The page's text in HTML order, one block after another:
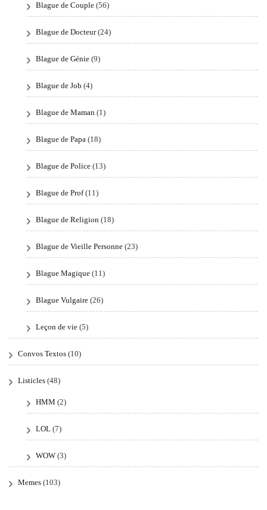
Blague de Couple (56)
Blague de Docteur(24)
Blague de Génie (9)
Blague de Job (4)
Blague de Maman (1)
Blague de Papa (18)
Blague de Police (13)
Blague de Prof(11)
Blague de Religion (18)
Blague de Vieille Personne (23)
Blague Magique (11)
Blague Vulgaire (26)
Leçon de vie (5)
Convos Textos (10)
Listicles (48)
HMM (2)
LOL (7)
WOW (3)
Memes (103)